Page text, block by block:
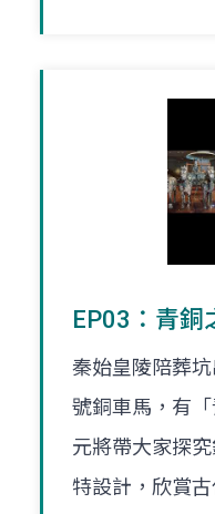
EP03：青銅
秦始皇陵陪葬
號銅車馬，有
元將帶大家探
特設計，欣賞